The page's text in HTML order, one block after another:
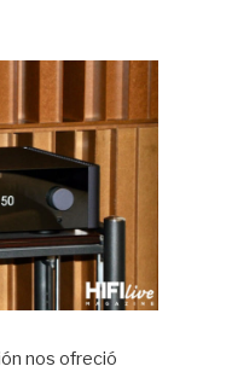
nos ofreció